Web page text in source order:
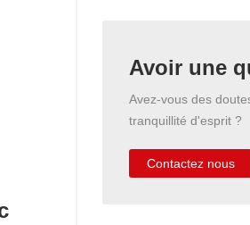
Avoir une
Avez-vous des
tranquillité d'esprit ?
Contactez nous